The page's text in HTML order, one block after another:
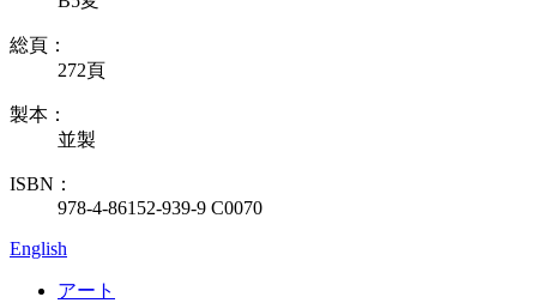
総頁：
272頁
製本：
並製
ISBN：
978-4-86152-939-9 C0070
English
アート